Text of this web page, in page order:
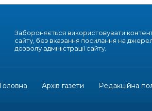
Забороняється використовувати
сайту, без вказання посилання на
дозволу адміністрації сайту.
Головна Архів газети Редакційна